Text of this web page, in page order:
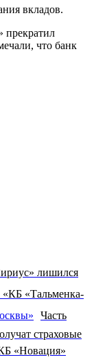
вкладов.
прекратил
что банк
лишился
«Тальменка-
Часть
страховые
«Новация»